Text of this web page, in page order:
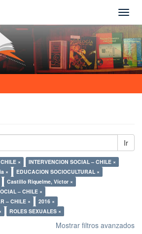
Ir
×
INTERVENCION SOCIAL – CHILE ×
×
EDUCACION SOCIOCULTURAL ×
Castillo Riquelme, Víctor ×
POBREZA – ASISTENCIA SOCIAL – CHILE ×
TRABAJO SOCIAL FAMILIAR – CHILE ×
2016 ×
ROLES SEXUALES ×
Mostrar filtros avanzados